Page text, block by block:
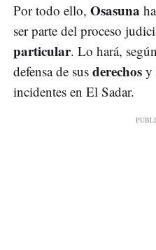
Por todo ello, Osasuna
ser parte del proceso
particular. Lo hará,
defensa de sus derechos y
incidentes en El Sadar.